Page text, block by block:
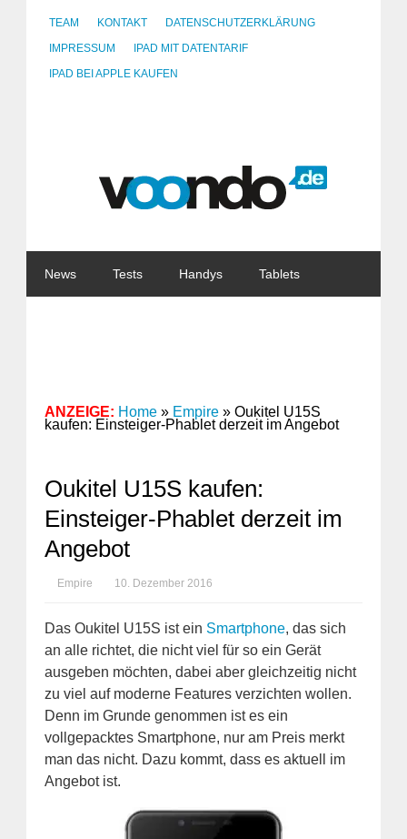
TEAM KONTAKT
DATENSCHUTZERKLÄRUNG
IMPRESSUM
IPAD MIT DATENTARIF
IPAD BEI APPLE KAUFEN
News Tests Handys Tablets
ANZEIGE: Home » Empire » Oukitel U15S
kaufen: Einsteiger-Phablet derzeit im Angebot
Oukitel U15S kaufen:
Einsteiger-Phablet derzeit im
Angebot
Empire 10. Dezember 2016
Das Oukitel U15S ist ein Smartphone, das sich
an alle richtet, die nicht viel für so ein Gerät
ausgeben möchten, dabei aber gleichzeitig nicht
zu viel auf moderne Features verzichten wollen.
Denn im Grunde genommen ist es ein
vollgepacktes Smartphone, nur am Preis merkt
man das nicht. Dazu kommt, dass es aktuell im
Angebot ist.